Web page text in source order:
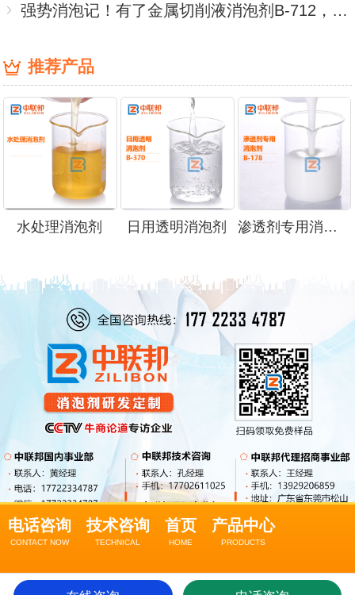
强势消泡记！有了金属切削液消泡剂B-712，不用再买进口产品
推荐产品
水处理消泡剂 日用透明消泡剂 渗透剂专用消泡剂
电话咨询
CONTACT NOW
技术咨询
TECHNICAL
首页
HOME
产品中心
PRODUCTS
关于我们